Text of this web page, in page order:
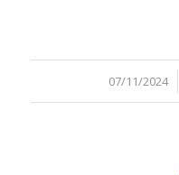
07/11/2024
/